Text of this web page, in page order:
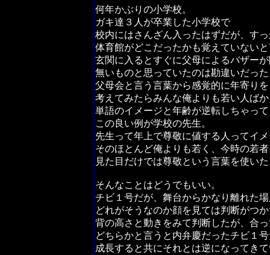
何年かぶりの小学校。
ガキ達３人が卒業した小学校で
校内にはさんざん入ったはずだが、す
体育館がどこだったかも覚えていない
玄関に入るとすぐに父母によるバザー
無いものと思っていたのは勘違いだっ
父母会と言う言葉から感覚的に年寄り
考えてみたらみんな俺よりも若い人ば
単語のイメージと年齢が逆転しちゃっ
この良い例が学校の先生。
先生って年上で尊敬に値する人ってイ
そのほとんど俺よりも若く、今時の若
見た目だけでは尊敬という言葉を使い
そんなことはどうでもいい。
チビ１号だが、舞台からかなり離れた
どれがそうなのか顔を見ては判断がつ
背の高さと動きをみて判断したが、合
どちらかと言うと内弁慶だったチビ１
成長すると共にそれとは逆になってき